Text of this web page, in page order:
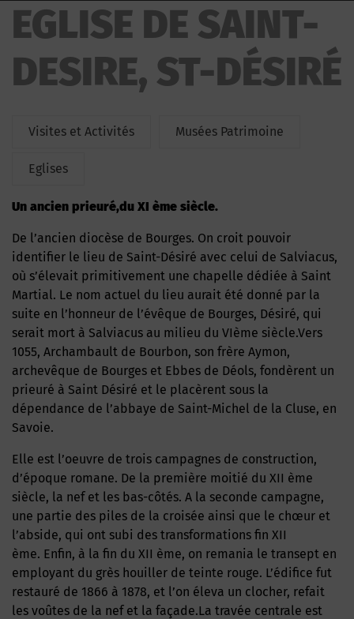
EGLISE DE SAINT-
DESIRE, ST-DÉSIRÉ
Visites et Activités Musées Patrimoine
Eglises
Un ancien prieuré,du XI ème siècle.
De l’ancien diocèse de Bourges. On croit pouvoir
identifier le lieu de Saint-Désiré avec celui de Salviacus,
où s’élevait primitivement une chapelle dédiée à Saint
Martial. Le nom actuel du lieu aurait été donné par la
suite en l’honneur de l’évêque de Bourges, Désiré, qui
serait mort à Salviacus au milieu du VIème siècle.Vers
1055, Archambault de Bourbon, son frère Aymon,
archevêque de Bourges et Ebbes de Déols, fondèrent un
prieuré à Saint Désiré et le placèrent sous la
dépendance de l’abbaye de Saint-Michel de la Cluse, en
Savoie.
Elle est l’oeuvre de trois campagnes de construction,
d’époque romane. De la première moitié du XII ème
siècle, la nef et les bas-côtés. A la seconde campagne,
une partie des piles de la croisée ainsi que le chœur et
l’abside, qui ont subi des transformations fin XII
ème. Enfin, à la fin du XII ème, on remania le transept en
employant du grès houiller de teinte rouge. L’édifice fut
restauré de 1866 à 1878, et l’on éleva un clocher, refait
les voûtes de la nef et la façade.La travée centrale est